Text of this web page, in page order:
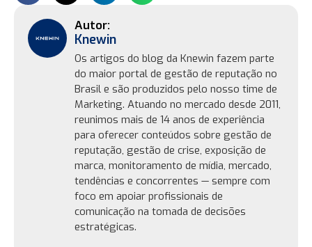
Knewin
Os artigos do blog da Knewin fazem parte
do maior portal de gestão de reputação no
Brasil e são produzidos pelo nosso time de
Marketing. Atuando no mercado desde 2011,
reunimos mais de 14 anos de experiência
para oferecer conteúdos sobre gestão de
reputação, gestão de crise, exposição de
marca, monitoramento de mídia, mercado,
tendências e concorrentes — sempre com
foco em apoiar profissionais de
comunicação na tomada de decisões
estratégicas.